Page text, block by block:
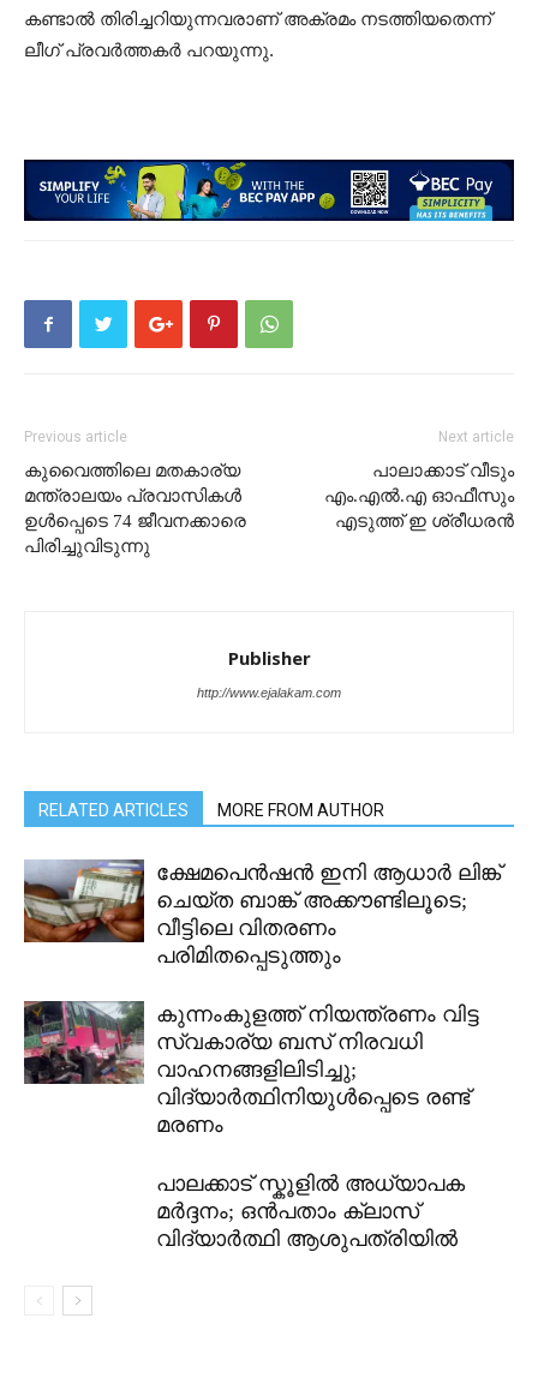
കണ്ടാല്‍ തിരിച്ചറിയുന്നവരാണ് അക്രമം നടത്തിയതെന്ന്
ലീഗ് പ്രവര്‍ത്തകര്‍ പറയുന്നു.
Previous article
കുവൈത്തിലെ മതകാര്യ
മന്ത്രാലയം പ്രവാസികൾ
ഉൾപ്പെടെ 74 ജീവനക്കാരെ
പിരിച്ചുവിടുന്നു
Next article
പാലാക്കാട് വീടും
എം.എല്‍.എ ഓഫീസും
എടുത്ത് ഇ ശ്രീധരൻ
Publisher
http://www.ejalakam.com
RELATED ARTICLES MORE FROM AUTHOR
ക്ഷേമപെൻഷൻ ഇനി ആധാർ ലിങ്ക്
ചെയ്ത ബാങ്ക് അക്കൗണ്ടിലൂടെ;
വീട്ടിലെ വിതരണം
പരിമിതപ്പെടുത്തും
കുന്നംകുളത്ത് നിയന്ത്രണം വിട്ട
സ്വകാര്യ ബസ് നിരവധി
വാഹനങ്ങളിലിടിച്ചു;
വിദ്യാർത്ഥിനിയുൾപ്പെടെ രണ്ട്
മരണം
പാലക്കാട് സ്കൂളിൽ അധ്യാപക
മർദ്ദനം; ഒൻപതാം ക്ലാസ്
വിദ്യാർത്ഥി ആശുപത്രിയിൽ